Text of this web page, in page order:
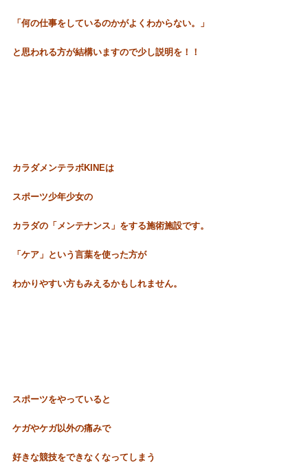
「何の仕事をしているのかがよくわからない。」
と思われる方が結構いますので少し説明を！！
カラダメンテラボKINEは
スポーツ少年少女の
カラダの「メンテナンス」をする施術施設です。
「ケア」という言葉を使った方が
わかりやすい方もみえるかもしれません。
スポーツをやっていると
ケガやケガ以外の痛みで
好きな競技をできなくなってしまう